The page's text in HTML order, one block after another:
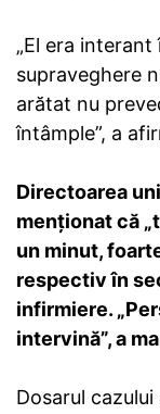
„El era
supraveghere
arătat nu
întâmple”, a
Directoarea
menţionat că
un minut,
respectiv în
infirmiere.
intervină”, a
Dosarul